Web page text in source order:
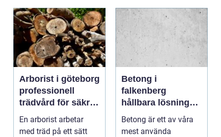
Arborist i göteborg
professionell
trädvård för säkra
och friska träd
En arborist arbetar
med träd på ett sätt
Betong i
falkenberg
hållbara lösningar
för grund, golv
och utemiljö
Betong är ett av våra
mest använda